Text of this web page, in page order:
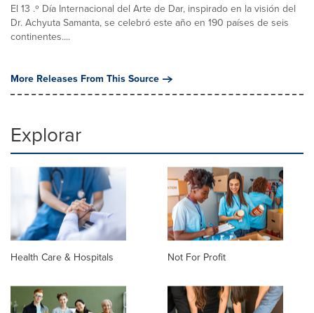
El 13 .º Día Internacional del Arte de Dar, inspirado en la visión del
Dr. Achyuta Samanta, se celebró este año en 190 países de seis
continentes....
More Releases From This Source
Explorar
Health Care & Hospitals Not For Profit